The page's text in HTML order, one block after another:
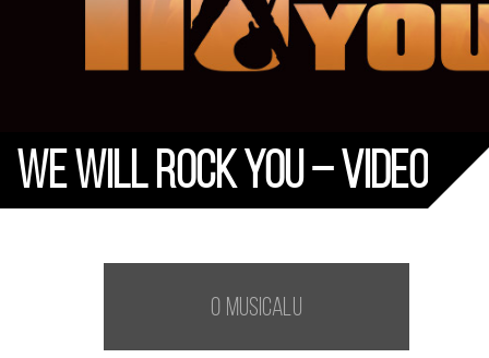
We Will Rock You – Video
O Musicalu